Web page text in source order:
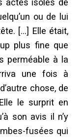
actes isolés de
ou de lui
[…] Elle était,
plus fine que
perméable à la
une fois à
chose, de
le surprit en
son avis il n’y
fusées qui